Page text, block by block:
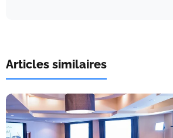
Articles similaires